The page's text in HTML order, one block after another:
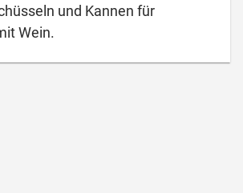
und Kannen für
Wein.